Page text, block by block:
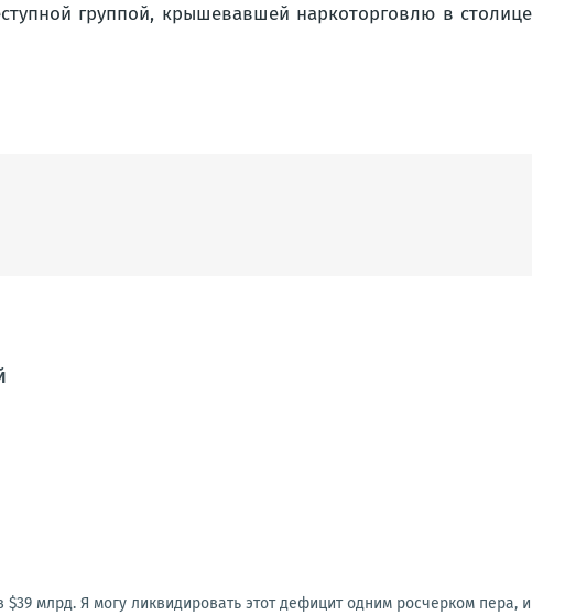
группой, крышевавшей наркоторговлю в столице
млрд. Я могу ликвидировать этот дефицит одним росчерком пера, и